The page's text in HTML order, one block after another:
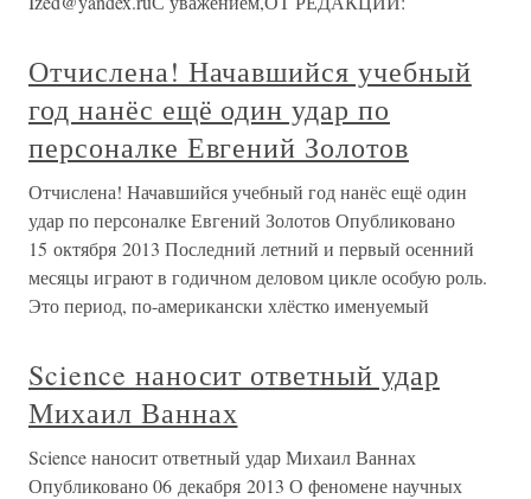
Отчислена! Начавшийся учебный
год нанёс ещё один удар по
персоналке Евгений Золотов
Отчислена! Начавшийся учебный год нанёс ещё один
удар по персоналке Евгений Золотов Опубликовано
15 октября 2013 Последний летний и первый осенний
месяцы играют в годичном деловом цикле особую роль.
Это период, по-американски хлёстко именуемый
Science наносит ответный удар
Михаил Ваннах
Science наносит ответный удар Михаил Ваннах
Опубликовано 06 декабря 2013 О феномене научных